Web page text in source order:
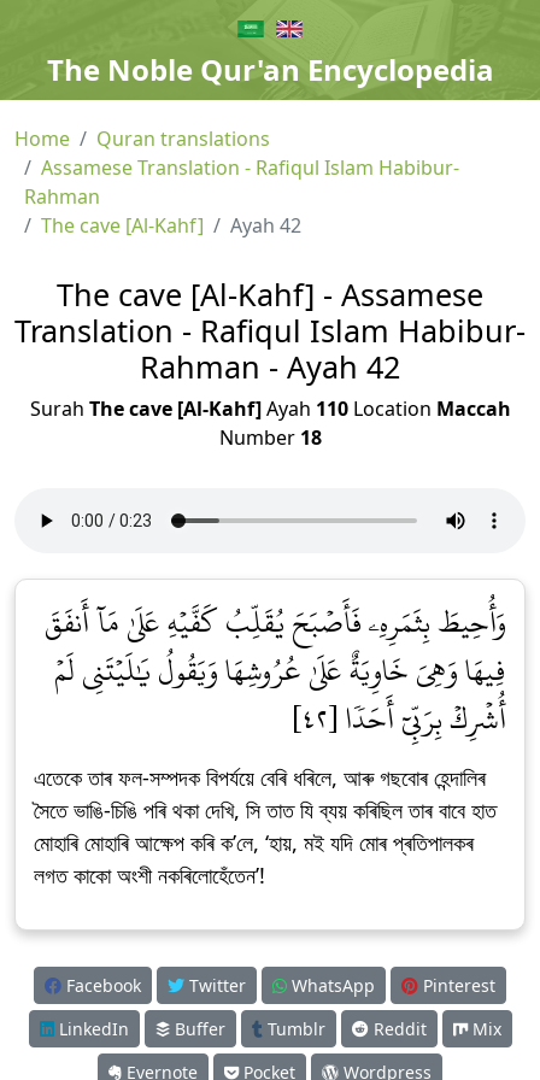
The Noble Qur'an Encyclopedia
Home
Quran translations
Assamese Translation - Rafiqul Islam Habibur-
Rahman
The cave [Al-Kahf]
Ayah 42
The cave [Al-Kahf] - Assamese
Translation - Rafiqul Islam Habibur-
Rahman - Ayah 42
Surah The cave [Al-Kahf]Ayah 110Location Maccah
Number 18
وَأُحِيطَ بِثَمَرِهِۦ فَأَصۡبَحَ يُقَلِّبُ كَفَّيۡهِ عَلَىٰ مَآ أَنفَقَ
فِيهَا وَهِيَ خَاوِيَةٌ عَلَىٰ عُرُوشِهَا وَيَقُولُ يَٰلَيۡتَنِي لَمۡ
أُشۡرِكۡ بِرَبِّيٓ أَحَدٗا [٤٢]
এতেকে তাৰ ফল-সম্পদক বিপৰ্যয়ে বেৰি ধৰিলে, আৰু গছবোৰ হেন্দালিৰ
সৈতে ভাঙি-চিঙি পৰি থকা দেখি, সি তাত যি ব্যয় কৰিছিল তাৰ বাবে হাত
মোহাৰি মোহাৰি আক্ষেপ কৰি ক’লে, ‘হায়, মই যদি মোৰ প্ৰতিপালকৰ
লগত কাকো অংশী নকৰিলোহেঁতেন’!
Facebook Twitter WhatsApp
Pinterest
LinkedIn
Buffer Tumblr Reddit
Mix
Evernote
Pocket Wordpress